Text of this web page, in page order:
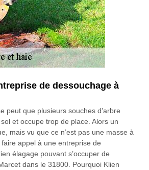
de dessouchage à
peut que plusieurs souches d’arbre
et occupe trop de place. Alors un
mais vu que ce n’est pas une masse à
appel à une entreprise de
élagage pouvant s’occuper de
dans le 31800. Pourquoi Klien